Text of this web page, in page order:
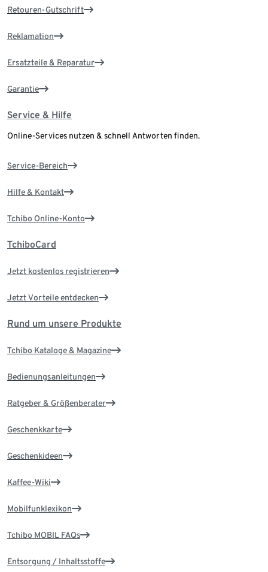
Retouren-Gutschrift
Reklamation
Ersatzteile & Reparatur
Garantie
Service & Hilfe
Online-Services nutzen & schnell Antworten finden.
Service-Bereich
Hilfe & Kontakt
Tchibo Online-Konto
TchiboCard
Jetzt kostenlos registrieren
Jetzt Vorteile entdecken
Rund um unsere Produkte
Tchibo Kataloge & Magazine
Bedienungsanleitungen
Ratgeber & Größenberater
Geschenkkarte
Geschenkideen
Kaffee-Wiki
Mobilfunklexikon
Tchibo MOBIL FAQs
Entsorgung / Inhaltsstoffe